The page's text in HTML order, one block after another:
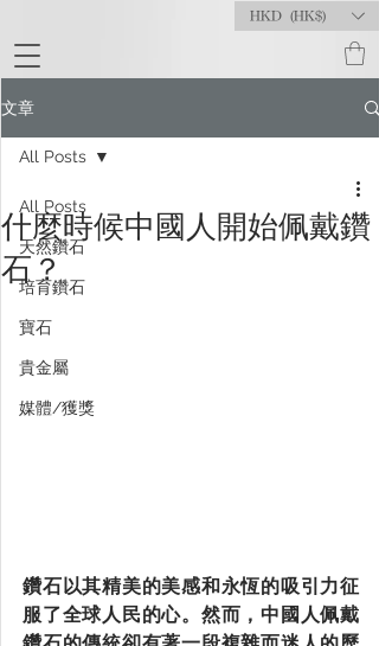
HKD (HK$)
文章
All Posts
天然鑽石
培育鑽石
寶石
貴金屬
媒體/獲獎
All Posts
什麼時候中國人開始佩戴鑽
石？
鑽石以其精美的美感和永恆的吸引力征
服了全球人民的心。然而，中國人佩戴